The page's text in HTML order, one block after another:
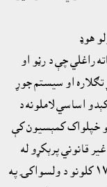
هوډ
راغلي چې د رڼو او
تګلاره او سيستم جوړ
اساسي لاملونه د
خپلواک کمېسيون کې
قانوني پرېکړو له
امله يې د ټاکنو بهير ته سخت زيان اړولاى، د تېرو ١٧ کلونو د ولسواکۍ په